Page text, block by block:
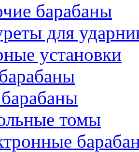
барабаны
для
установки
томы